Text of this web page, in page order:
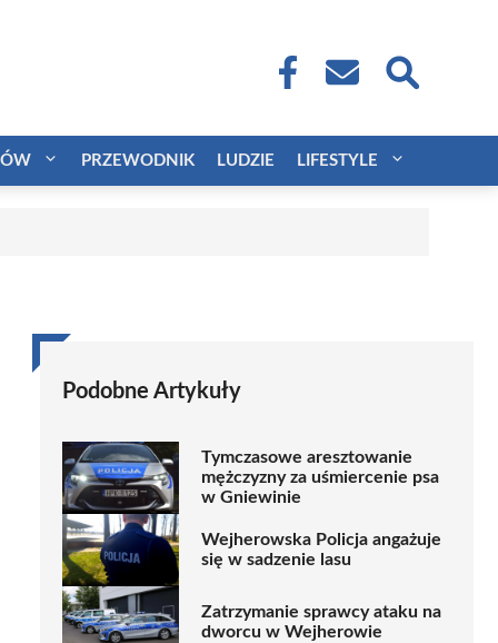
PRZEWODNIK LUDZIE LIFESTYLE
Podobne Artykuły
Tymczasowe aresztowanie
mężczyzny za uśmiercenie psa
w Gniewinie
Wejherowska Policja angażuje
się w sadzenie lasu
Zatrzymanie sprawcy ataku na
dworcu w Wejherowie